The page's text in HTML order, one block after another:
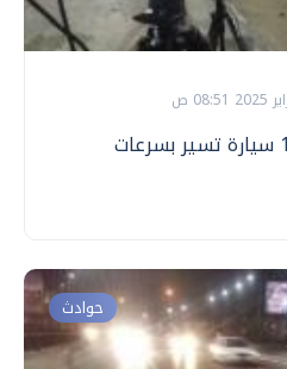
رادار المرور يلتقط 1128 سيارة تسير بسرعات
حوادث